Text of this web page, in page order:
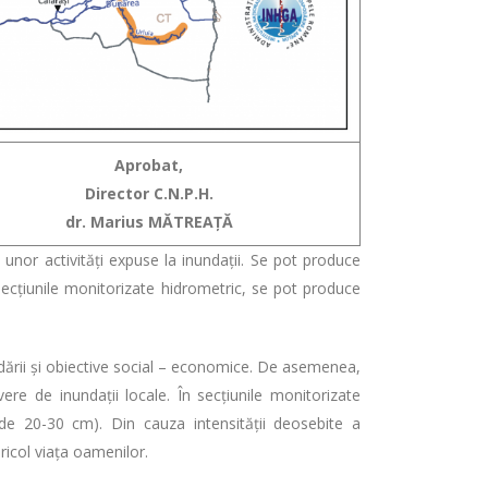
Aprobat,
Director C.N.P.H.
dr. Marius MĂTREAŢĂ
activități expuse la inundații. Se pot produce
monitorizate hidrometric, se pot produce
şi obiective social – economice. De asemenea,
de inundații locale. În secțiunile monitorizate
20-30 cm). Din cauza intensității deosebite a
viața oamenilor.